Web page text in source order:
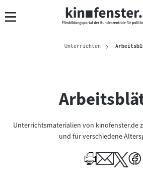
Navigation
zum
zur
Brotkrümelnavigation
Unterrichten
Unterrichtsmaterialien von kinofenster.de
und für verschiedene